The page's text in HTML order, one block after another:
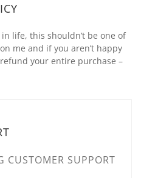
life, this shouldn’t be one of
me and if you aren’t happy
your entire purchase –
CUSTOMER SUPPORT